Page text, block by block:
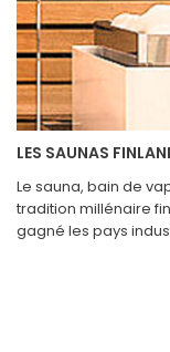
LES SAUNAS
Le sauna, bain de
tradition millénaire
gagné les pays